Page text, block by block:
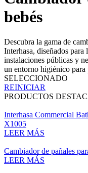
bebés
Descubra la gama de
Interhasa, diseñados
instalaciones públicas y
un entorno higiénico para
SELECCIONADO
REINICIAR
PRODUCTOS
Interhasa Commercial
X1005
LEER MÁS
Cambiador de pañales
LEER MÁS